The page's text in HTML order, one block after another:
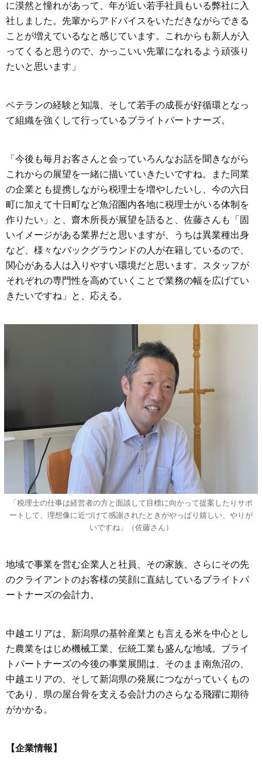
に漠然と憧れがあって、年が近い若手社員もいる弊社に入
社しました。先輩からアドバイスをいただきながらできる
ことが増えているなと感じています。これからも新人が入
ってくると思うので、かっこいい先輩になれるよう頑張り
たいと思います」
ベテランの経験と知識、そして若手の成長が好循環となっ
て組織を強くして行っているブライトパートナーズ。
「今後も毎月お客さんと会っていろんなお話を聞きながら
これからの展望を一緒に描いていきたいですね。また同業
の企業とも提携しながら税理士を増やしたいし、今の六日
町に加えて十日町など魚沼圏内各地に税理士がいる体制を
作りたい」と、齋木所長が展望を語ると、佐藤さんも「固
いイメージがある業界だと思いますが、うちは異業種出身
など、様々なバックグラウンドの人が在籍しているので、
関心がある人は入りやすい環境だと思います。スタッフが
それぞれの専門性を高めていくことで業務の幅を広げてい
きたいですね」と、応える。
「税理士の仕事は経営者の方と面談して目標に向かって提案したりサポ
ートして、理想像に近づけて感謝されたときがやっぱり嬉しい、やりが
いですね」（佐藤さん）
地域で事業を営む企業人と社員、その家族、さらにその先
のクライアントのお客様の笑顔に直結しているブライトパ
ートナーズの会計力。
中越エリアは、新潟県の基幹産業とも言える米を中心とし
た農業をはじめ機械工業、伝統工業も盛んな地域。ブライ
トパートナーズの今後の事業展開は、そのまま南魚沼の、
中越エリアの、そして新潟県の発展につながっていくもの
であり、県の屋台骨を支える会計力のさらなる飛躍に期待
がかかる。
【企業情報】